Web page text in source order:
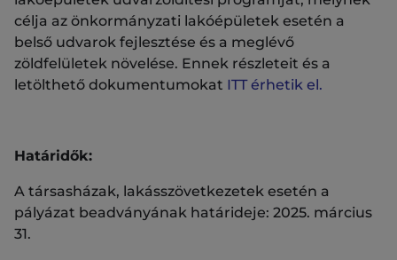
célja az önkormányzati lakóépületek esetén a
belső udvarok fejlesztése és a meglévő
zöldfelületek növelése. Ennek részleteit és a
letölthető dokumentumokat ITT érhetik el.
Határidők:
A társasházak, lakásszövetkezetek esetén a
pályázat beadványának határideje: 2025. március
31.